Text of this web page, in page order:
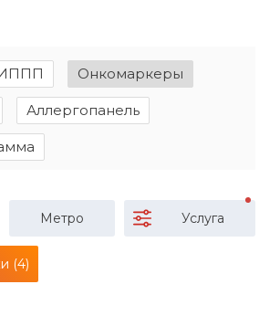
ИППП Онкомаркеры
Аллергопанель
Метро Услуга
(4)